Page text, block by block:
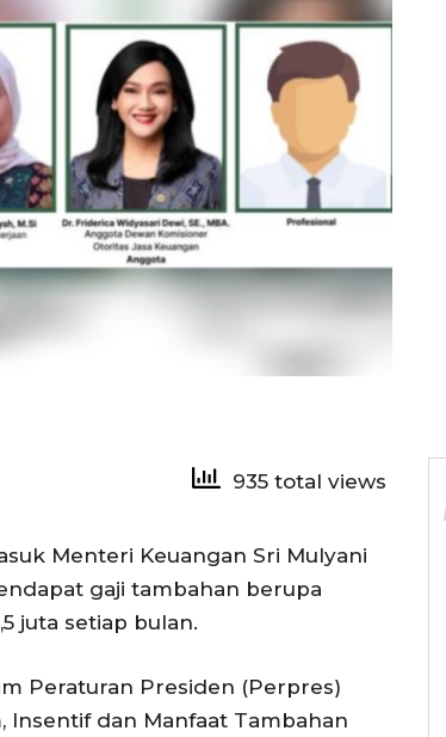
935 total views
Menteri Keuangan Sri Mulyani
gaji tambahan berupa
juta setiap bulan.
Peraturan Presiden (Perpres)
dan Manfaat Tambahan